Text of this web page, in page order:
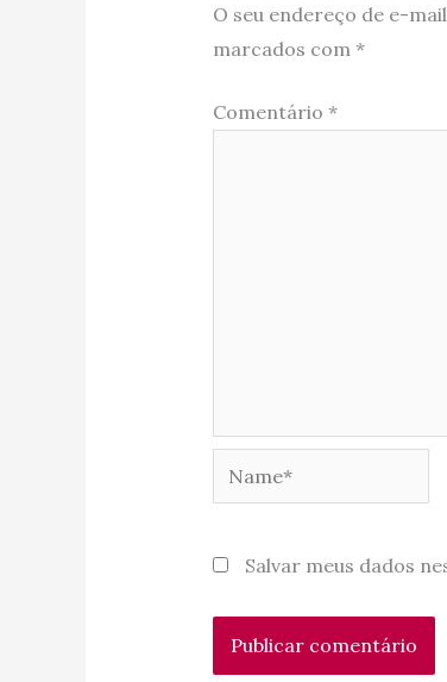
O seu endereço de e-
marcados com *
Comentário *
Salvar meus dados